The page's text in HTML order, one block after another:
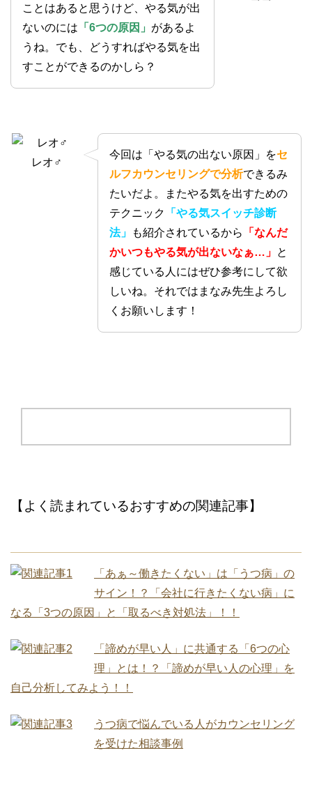
ことはあると思うけど、やる気が出
ないのには 「6つの原因」 があるよ
うね。でも、どうすればやる気を出
すことができるのかしら？
レオ♂
今回は「やる気の出ない原因」をセ
ルフカウンセリングで分析できるみ
たいだよ。またやる気を出すための
テクニック
「やる気スイッチ診断
法」
も紹介されているから
「なんだ
かいつもやる気が出ないなぁ…」 と
感じている人にはぜひ参考にして欲
しいね。それではまなみ先生よろし
くお願いします！
【よく読まれているおすすめの関連記事】
「あぁ～働きたくない」は「うつ病」の
サイン！？「会社に行きたくない病」に
なる「3つの原因」と「取るべき対処法」！！
「諦めが早い人」に共通する「6つの心
理」とは！？「諦めが早い人の心理」を
自己分析してみよう！！
うつ病で悩んでいる人がカウンセリング
を受けた相談事例